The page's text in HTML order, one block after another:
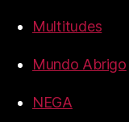
Multitudes
Mundo Abrigo
NEGA